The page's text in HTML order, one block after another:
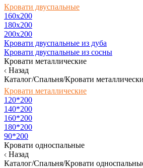
Кровати двуспальные
160х200
180x200
200x200
Кровати двуспальные из дуба
Кровати двуспальные из сосны
Кровати металлические
Назад
Каталог/Спальня/Кровати
Кровати металлические
120*200
140*200
160*200
180*200
90*200
Кровати односпальные
Назад
Каталог/Спальня/Кровати